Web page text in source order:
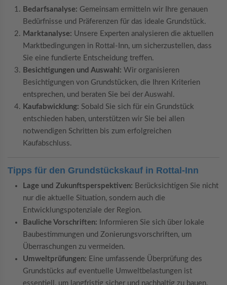
Bedarfsanalyse: Gemeinsam ermitteln wir Ihre genauen
Bedürfnisse und Präferenzen für das ideale Grundstück.
Marktanalyse: Unsere Experten analysieren die aktuellen
Marktbedingungen in Rottal-Inn, um sicherzustellen, dass
Sie eine fundierte Entscheidung treffen.
Besichtigungen und Auswahl: Wir organisieren
Besichtigungen von Grundstücken, die Ihren Kriterien
entsprechen, und beraten Sie bei der Auswahl.
Kaufabwicklung: Sobald Sie sich für ein Grundstück
entschieden haben, unterstützen wir Sie bei allen
notwendigen Schritten bis zum erfolgreichen
Kaufabschluss.
Tipps für den Grundstückskauf in Rottal-Inn
Lage und Zukunftsperspektiven: Berücksichtigen Sie nicht
nur die aktuelle Situation, sondern auch die
Entwicklungspotenziale der Region.
Bauliche Vorschriften: Informieren Sie sich über lokale
Baubestimmungen und Zonierungsvorschriften, um
Überraschungen zu vermeiden.
Umweltprüfungen: Eine umfassende Überprüfung des
Grundstücks auf eventuelle Umweltbelastungen ist
essentiell, um langfristig sicher und nachhaltig zu bauen.